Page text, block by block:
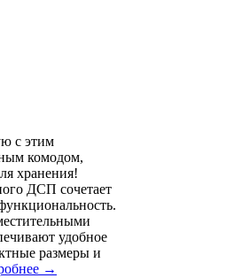
с этим
комодом,
хранения!
ДСП сочетает
удобное
размеры и
→